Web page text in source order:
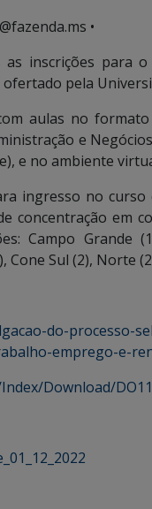
•
inscrições para
pela
aulas no
e
e no ambiente
ingresso no curso
concentração em
Campo Grande
Sul (2), Norte
do-processo-
emprego-e-
Download/